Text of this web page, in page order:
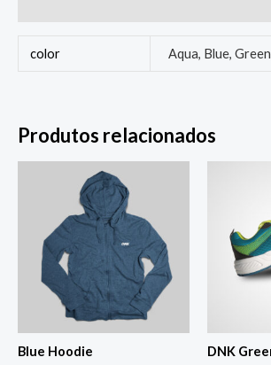
color Aqua, Blue,
Produtos relacionados
Blue Hoodie DNK